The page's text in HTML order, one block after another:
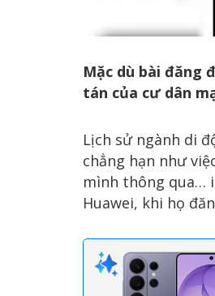
Mặc dù bài đăng
tán của cư dân
Lịch sử ngành di
chẳng hạn như
mình thông qua…
Huawei, khi họ